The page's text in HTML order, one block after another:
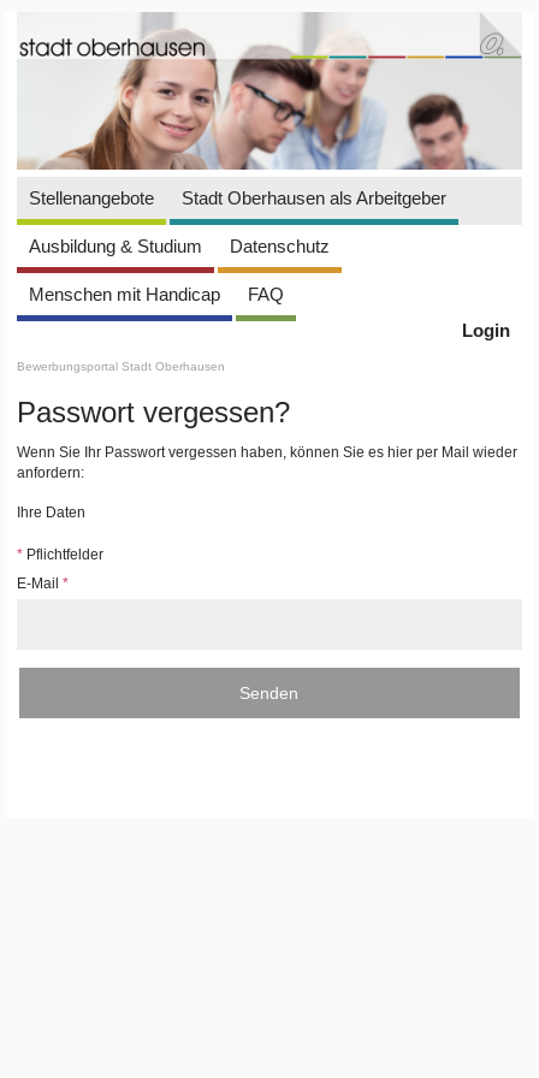
Stellenangebote Stadt Oberhausen als Arbeitgeber
Ausbildung & Studium Datenschutz
Menschen mit Handicap
FAQ
Login
Bewerbungsportal Stadt Oberhausen
Passwort vergessen?
Wenn Sie Ihr Passwort vergessen haben, können Sie es hier per Mail wieder
anfordern:
Ihre Daten
* Pflichtfelder
E-Mail*
Senden